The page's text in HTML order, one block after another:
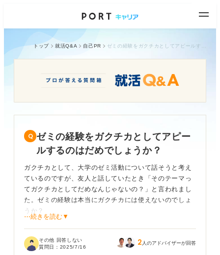
トップ 就活Q&A 自己PR
ゼミの経験をガクチカとしてアピー
ルするのはだめでしょうか？
ガクチカとして、大学のゼミ活動について話そうと考え
ているのですが、友人と話していたとき「そのテーマっ
てガクチカとしてだめなんじゃないの？」と言われまし
た。ゼミの経験は本当にガクチカには使えないのでしょ
うか？
えるべきかなども教えていただきたいです。
⋯続きを読む▼
その他 回答しない
質問日： 2025/7/16 2 人のアドバイザーが回答